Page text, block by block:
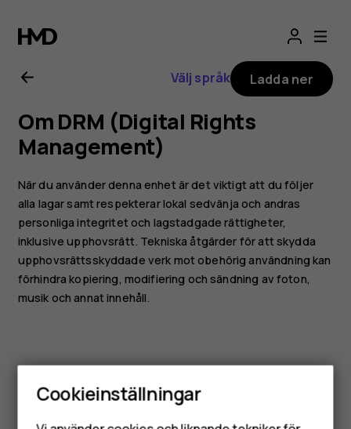
för
Nokia
2.1
Smartphones
Välj språk Ladda ner
Om DRM (Digital Rights
Management)
När du använder denna enhet är det viktigt att du följer
alla lagar samt respekterar lokal sedvänja och andras
personliga integritet och lagstadgade rättigheter,
inklusive upphovsrätt. Tekniska åtgärder för att skydda
upphovsrättsskyddade verk mot obehörig användning kan
förhindra kopiering, modifiering och sändning av foton,
musik och annat innehåll.
Cookieinställningar